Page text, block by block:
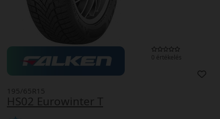
0 értékelés
HS02 Eurowinter T
195/65R15